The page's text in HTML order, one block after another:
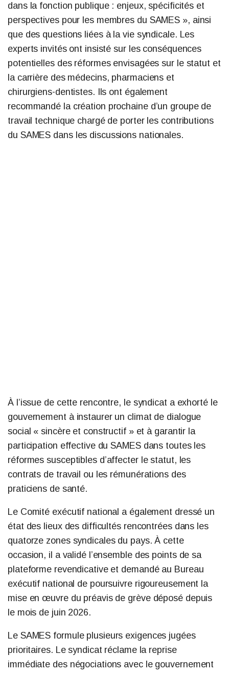
dans la fonction publique : enjeux, spécificités et
perspectives pour les membres du SAMES », ainsi
que des questions liées à la vie syndicale. Les
experts invités ont insisté sur les conséquences
potentielles des réformes envisagées sur le statut et
la carrière des médecins, pharmaciens et
chirurgiens-dentistes. Ils ont également
recommandé la création prochaine d’un groupe de
travail technique chargé de porter les contributions
du SAMES dans les discussions nationales.
À l’issue de cette rencontre, le syndicat a exhorté le
gouvernement à instaurer un climat de dialogue
social « sincère et constructif » et à garantir la
participation effective du SAMES dans toutes les
réformes susceptibles d’affecter le statut, les
contrats de travail ou les rémunérations des
praticiens de santé.
Le Comité exécutif national a également dressé un
état des lieux des difficultés rencontrées dans les
quatorze zones syndicales du pays. À cette
occasion, il a validé l’ensemble des points de sa
plateforme revendicative et demandé au Bureau
exécutif national de poursuivre rigoureusement la
mise en œuvre du préavis de grève déposé depuis
le mois de juin 2026.
Le SAMES formule plusieurs exigences jugées
prioritaires. Le syndicat réclame la reprise
immédiate des négociations avec le gouvernement